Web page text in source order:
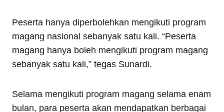
Peserta hanya diperbolehkan mengikuti program
magang nasional sebanyak satu kali. “Peserta
magang hanya boleh mengikuti program magang
sebanyak satu kali,” tegas Sunardi.
Selama mengikuti program magang selama enam
bulan, para peserta akan mendapatkan berbagai